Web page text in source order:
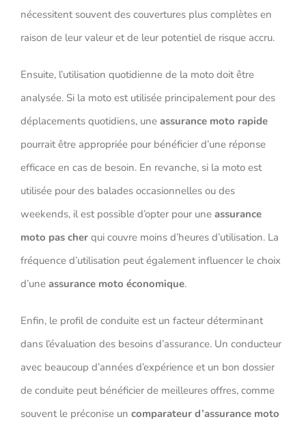
nécessitent souvent des couvertures plus complètes en
raison de leur valeur et de leur potentiel de risque accru.
Ensuite, l’utilisation quotidienne de la moto doit être
analysée. Si la moto est utilisée principalement pour des
déplacements quotidiens, une assurance moto rapide
pourrait être appropriée pour bénéficier d’une réponse
efficace en cas de besoin. En revanche, si la moto est
utilisée pour des balades occasionnelles ou des
weekends, il est possible d’opter pour une assurance
moto pas cherqui couvre moins d’heures d’utilisation. La
fréquence d’utilisation peut également influencer le choix
d’une assurance moto économique.
Enfin, le profil de conduite est un facteur déterminant
dans l’évaluation des besoins d’assurance. Un conducteur
avec beaucoup d’années d’expérience et un bon dossier
de conduite peut bénéficier de meilleures offres, comme
souvent le préconise un comparateur d’assurance moto